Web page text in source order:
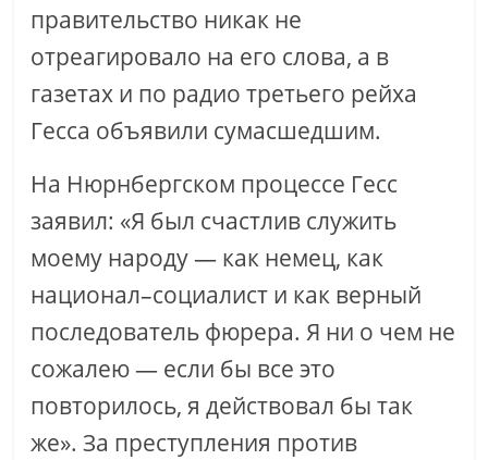
правительство никак не
отреагировало на его слова, а в
газетах и по радио третьего рейха
Гесса объявили сумасшедшим.
На Нюрнбергском процессе Гесс
заявил: «Я был счастлив служить
моему народу — как немец, как
национал–социалист и как верный
последователь фюрера. Я ни о чем не
сожалею — если бы все это
повторилось, я действовал бы так
же». За преступления против